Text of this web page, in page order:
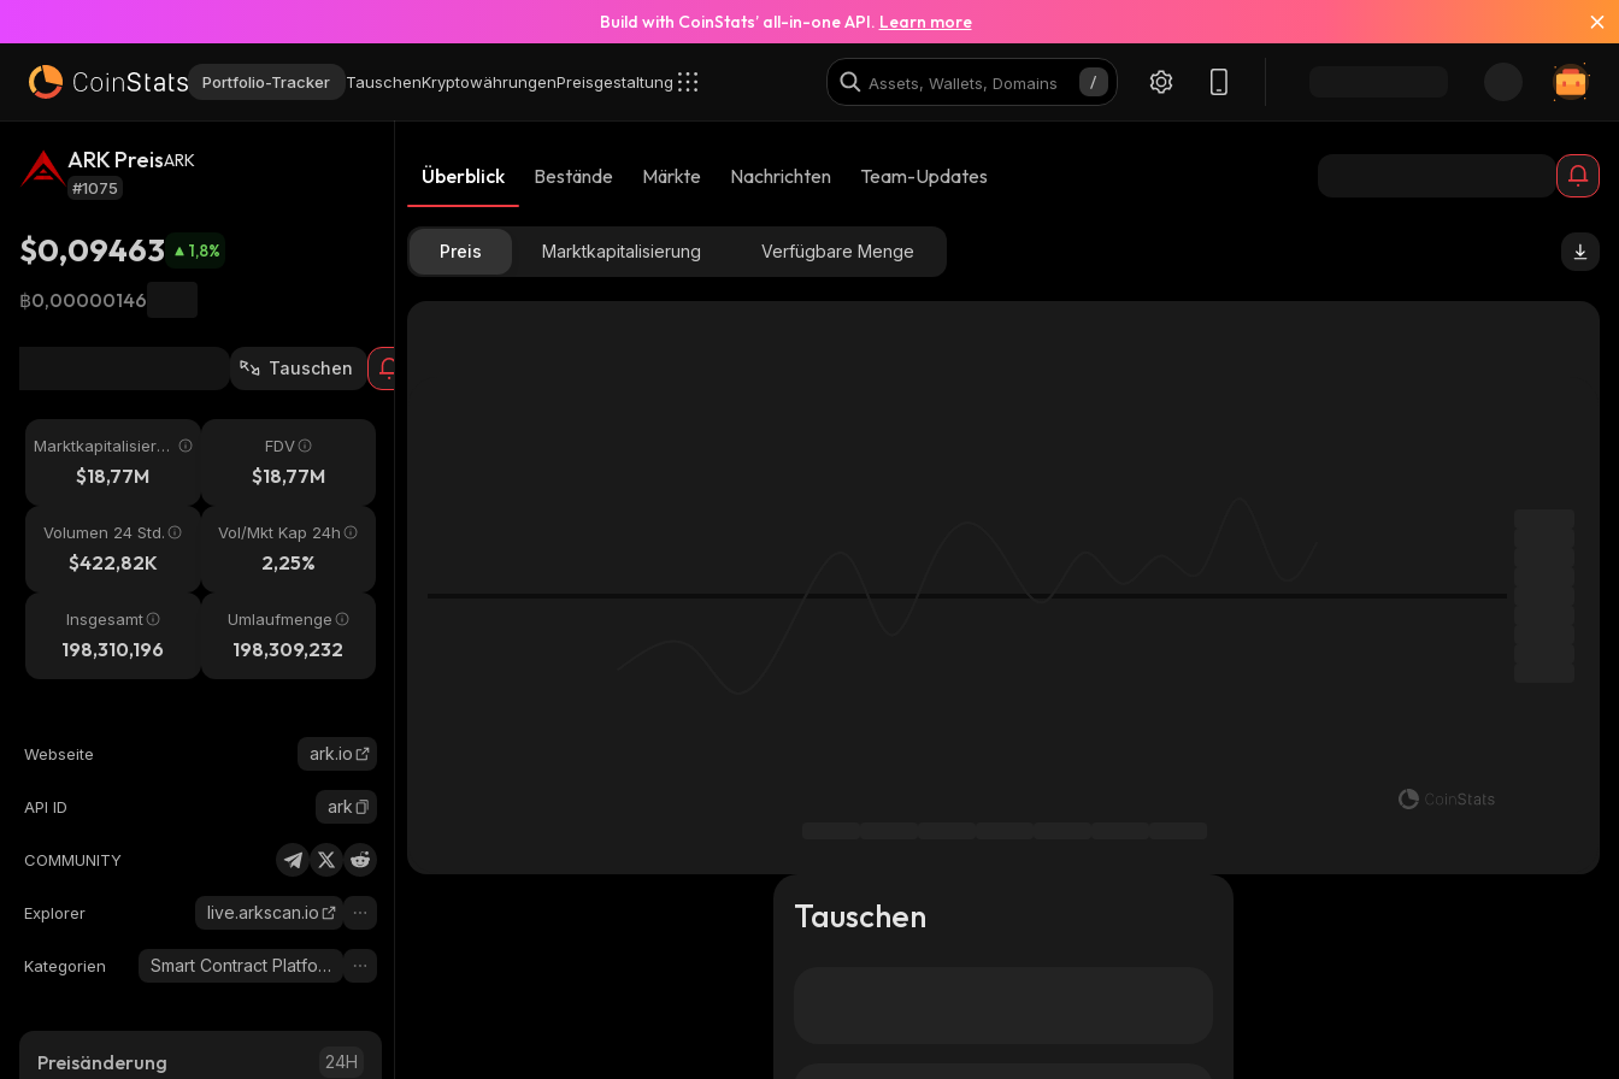
Build with CoinStats’ all-in-one API. Learn more
Portfolio-Tracker TauschenKryptowährungenPreisgestaltung
ARK PreisARK
#1075
$0,09463 1,8%
฿0,00000146
Tauschen
Marktkapitalisieru
$18,77M
FDV
$18,77M
Volumen 24 Std.
$422,82K
Vol/Mkt Kap 24h
2,25%
Insgesamt
198,310,196
Umlaufmenge
198,309,232
Webseite ark.io
API ID ark
COMMUNITY
Explorer live.arkscan.io
Kategorien Smart Contract Platform
Preisänderung 24H
Überblick Bestände Märkte Nachrichten Team-Updates
Preis Marktkapitalisierung Verfügbare Menge
Tauschen